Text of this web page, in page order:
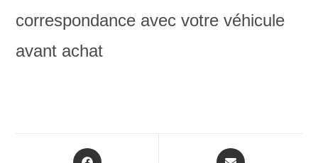
correspondance avec votre véhicule
avant achat
Opens
Opens